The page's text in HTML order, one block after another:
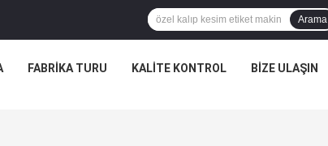
Arama
FABRIKA TURU KALITE KONTROL BIZE ULAŞIN